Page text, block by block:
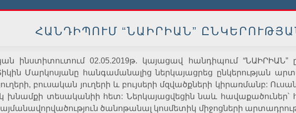
ՀԱՆԴԻՊՈՒՄ “ՆԱԻՐԻԱՆ”
ինստիտուտում 02.05.2019թ. կայացավ հանդիպում “ՆԱԻՐԻԱՆ”
Մարկոսյանը հանգամանալից ներկայացրեց ընկերության
բուսական յուղերի և բույսերի մզվածքների կիրառմանբ:
խնամքի տեսականիի հետ: Ներկայացվեցին նաև հավաքածուներ՝
ծանոթանալ կոսմետիկ միջոցների